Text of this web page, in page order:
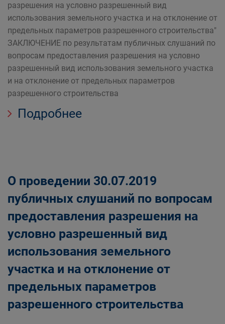
разрешения на условно разрешенный вид
использования земельного участка и на отклонение от
предельных параметров разрешенного строительства"
ЗАКЛЮЧЕНИЕ по результатам публичных слушаний по
вопросам предоставления разрешения на условно
разрешенный вид использования земельного участка
и на отклонение от предельных параметров
разрешенного строительства
Подробнее
О проведении 30.07.2019
публичных слушаний по вопросам
предоставления разрешения на
условно разрешенный вид
использования земельного
участка и на отклонение от
предельных параметров
разрешенного строительства